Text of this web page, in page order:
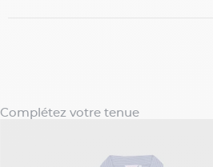
Complétez votre tenue